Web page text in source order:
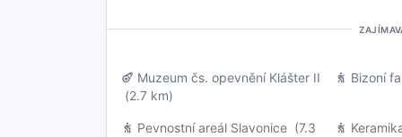
Muzeum čs. opevnění Klášter II
(2.7 km)
Bizoní
Pevnostní areál Slavonice (7.3